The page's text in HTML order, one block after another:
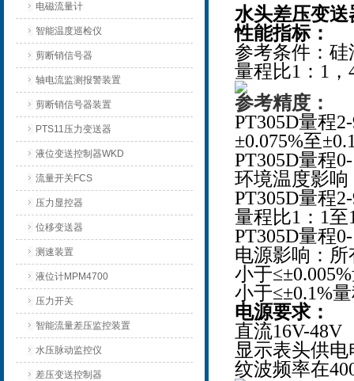
电磁流量计
智能温度巡检仪
剪断销信号器
轴电流监测报警装置
剪断销信号器装置
PTS11压力变送器
液位变送控制器WKD
流量开关FCS
压力显控器
位移变送器
测速装置
液位计MPM4700
压力开关
智能流量差压监控装置
水压脉动监控仪
差压变送控制器
水头差压变送
性能指标：
参考条件：硅
量程比1：1
参考精度：
PT305D量程
±0.075%至
PT305D量程
环境温度影
PT305D量程
量程比1：1至
PT305D量程
电源影响：所
小于
小于≤±0.1%
电源要求：
直流16V-48V
显示表头供
纹波频率在